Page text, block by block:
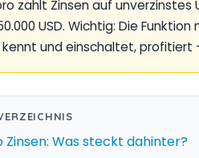
zahlt Zinsen auf unverzinstes
USD. Wichtig: Die
kennt und einschaltet, profitiert
Zinsen: Was steckt dahinter?